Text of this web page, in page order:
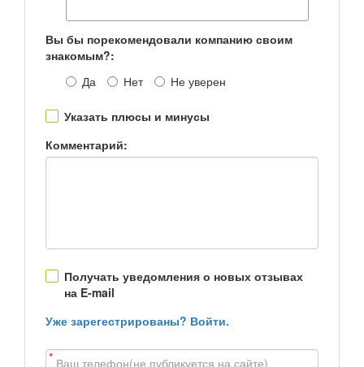
Вы бы порекомендовали компанию своим
знакомым?:
Да
Нет Не уверен
Указать плюсы и минусы
Комментарий:
Получать уведомления о новых отзывах
на E-mail
Уже зарегестрированы? Войти.
*